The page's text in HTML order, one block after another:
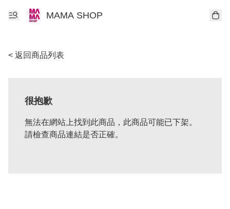
MAMA SHOP
< 返回商品列表
很抱歉
無法在網站上找到此商品，此商品可能已下架。
請檢查商品連結是否正確。